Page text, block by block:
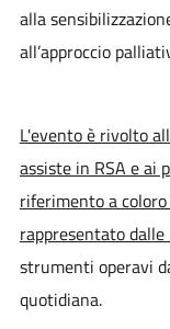
alla
all’approccio
L'evento è rivolto
assiste in RSA e ai
riferimento a
rappresentato dalle
strumenti operavi
quotidiana.